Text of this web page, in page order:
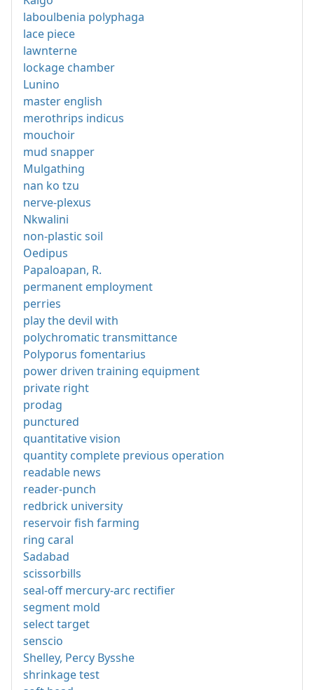
laboulbenia polyphaga
lace piece
lawnterne
lockage chamber
Lunino
master english
merothrips indicus
mouchoir
mud snapper
Mulgathing
nan ko tzu
nerve-plexus
Nkwalini
non-plastic soil
Oedipus
Papaloapan, R.
permanent employment
perries
play the devil with
polychromatic transmittance
Polyporus fomentarius
power driven training equipment
private right
prodag
punctured
quantitative vision
quantity complete previous operation
readable news
reader-punch
redbrick university
reservoir fish farming
ring caral
Sadabad
scissorbills
seal-off mercury-arc rectifier
segment mold
select target
senscio
Shelley, Percy Bysshe
shrinkage test